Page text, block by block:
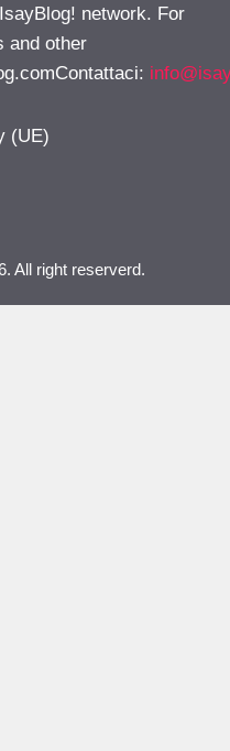
network. For
and other
:
(UE)
All right reserverd.